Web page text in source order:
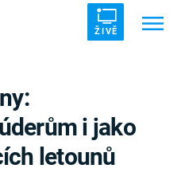
ŽIVĚ
i jako
letounů